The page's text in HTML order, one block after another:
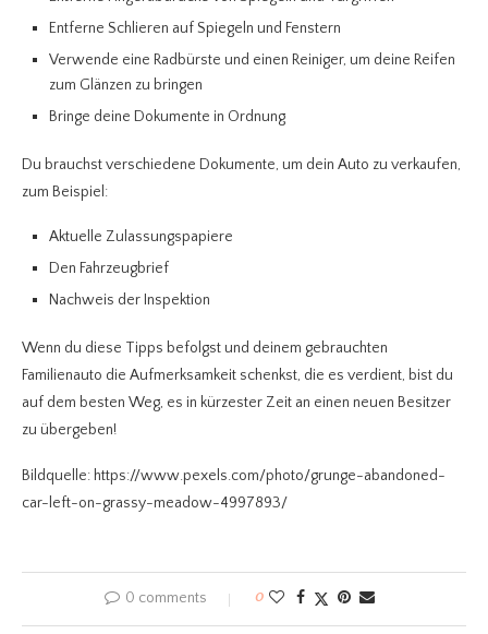
Entferne Schlieren auf Spiegeln und Fenstern
Verwende eine Radbürste und einen Reiniger, um deine Reifen
zum Glänzen zu bringen
Bringe deine Dokumente in Ordnung
Du brauchst verschiedene Dokumente, um dein Auto zu verkaufen,
zum Beispiel:
Aktuelle Zulassungspapiere
Den Fahrzeugbrief
Nachweis der Inspektion
Wenn du diese Tipps befolgst und deinem gebrauchten
Familienauto die Aufmerksamkeit schenkst, die es verdient, bist du
auf dem besten Weg, es in kürzester Zeit an einen neuen Besitzer
zu übergeben!
Bildquelle: https://www.pexels.com/photo/grunge-abandoned-
car-left-on-grassy-meadow-4997893/
0 comments 0